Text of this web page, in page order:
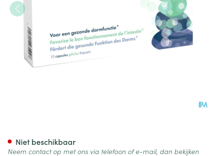
Niet beschikbaar
Neem contact op met ons via telefoon of e-mail, dan bekijken